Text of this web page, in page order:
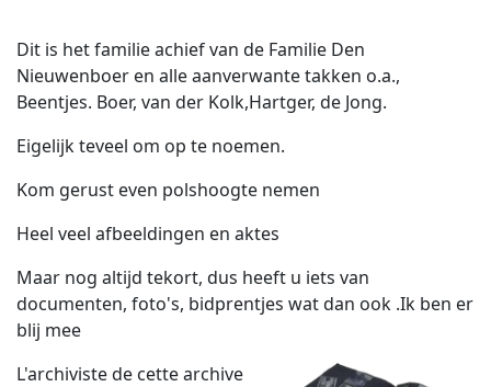
Dit is het familie achief van de Familie Den
Nieuwenboer en alle aanverwante takken o.a.,
Beentjes. Boer, van der Kolk,Hartger, de Jong.
Eigelijk teveel om op te noemen.
Kom gerust even polshoogte nemen
Heel veel afbeeldingen en aktes
Maar nog altijd tekort, dus heeft u iets van
documenten, foto's, bidprentjes wat dan ook .Ik ben er
blij mee
L'archiviste de cette archive